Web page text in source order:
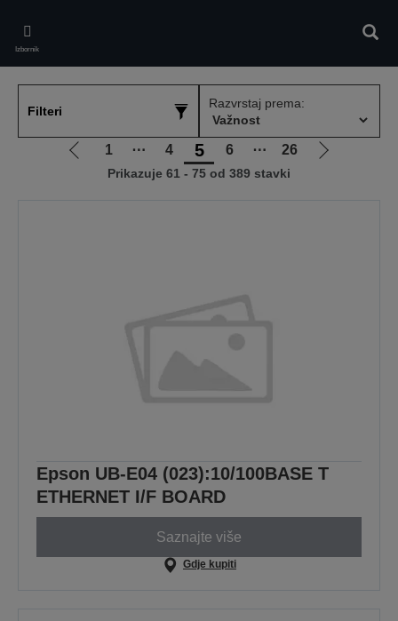
main
content
Izbornik
Filteri
Razvrstaj prema:
Idi
1 ⋯ 4 5 6 ⋯ 26
Idi
Prikazuje 61 - 75 od 389 stavki
Epson UB-E04 (023):10/100BASE T
ETHERNET I/F BOARD
Saznajte više
Gdje kupiti